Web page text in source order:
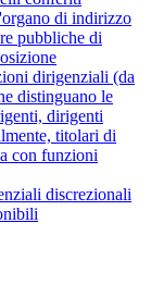
di indirizzo
pubbliche di
dirigenziali (da
distinguano le
dirigenti
titolari di
con funzioni
discrezionali